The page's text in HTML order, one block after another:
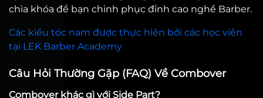
chìa khóa để bạn chinh phục đỉnh cao nghề Barber.
Các kiểu tóc nam được thực hiện bởi các học viên
tại LEK Barber Academy
Câu Hỏi Thường Gặp (FAQ) Về Combover
Combover khác gì với Side Part?